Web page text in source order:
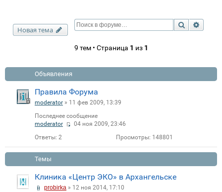
Новая тема
Поиск
9 тем • Страница 1 из 1
Объявления
Правила Форума
moderator » 11 фев 2009, 13:39
Последнее сообщение
moderator
04 ноя 2009, 23:46
Ответы: 2 Просмотры: 148801
Темы
Клиника «Центр ЭКО» в Архангельске
probirka » 12 ноя 2014, 17:10